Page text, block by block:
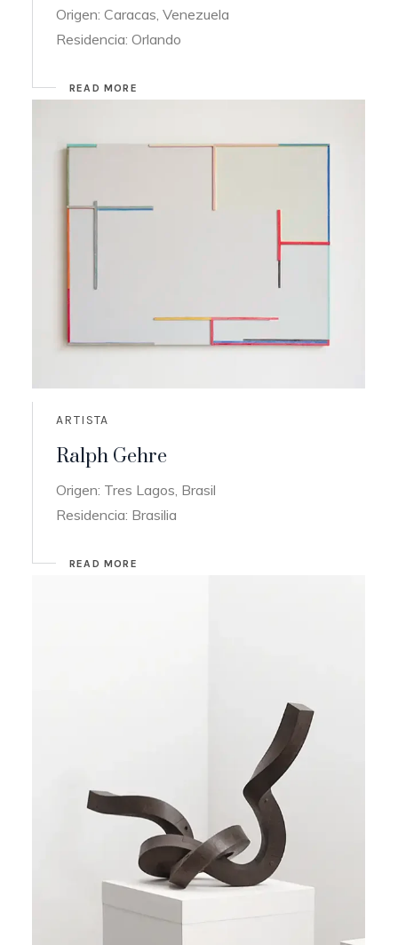
Origen: Caracas, Venezuela
Residencia: Orlando
READ MORE
ARTISTA
Ralph Gehre
Origen: Tres Lagos, Brasil
Residencia: Brasilia
READ MORE